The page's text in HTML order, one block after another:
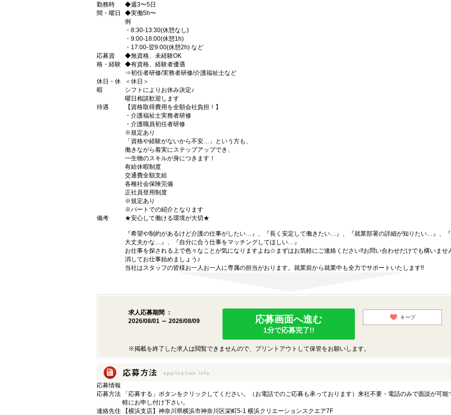
勤務時
間・曜日
◆週3〜5日
◆実働5h〜
例
・8:30-13:30(休憩なし)
・9:00-18:00(休憩1h)
・17:00-翌9:00(休憩2h) など
応募資
格・経験
◆無資格、未経験OK
◆有資格、経験者優遇
⇒初任者研修/実務者研修/介護福祉士など
休日・休
暇
＜休日＞
シフトによりお休み決定♪
曜日相談歓迎します
待遇
【資格取得費用を全額会社負担！】
・介護福祉士実務者研修
・介護職員初任者研修
※規定あり
「資格や経験がないから不安…」という方も、
働きながら着実にステップアップでき、
一生物のスキルが身につきます！
有給休暇制度
交通費全額支給
各種社会保険完備
正社員登用制度
※規定あり
※パートでの紹介となります
備考
★安心して働ける環境が大切★
『希望や制約があるけど介護の仕事がしたい…』、『長く安定して働きたい…』、『就業部署の詳細が知りたい…』、
大丈夫かな…』、『自分に合う仕事をマッチングしてほしい…』
お仕事を探される上で色々なことが気になりますよね☆まずはお気軽にご連絡ください!!お問い合わせだけでも構いませ
消してお仕事始めましょう♪
当社はスタッフの皆様お一人お一人に専属の担当がおります。就業前から就業中も全力でサポートいたします!!
求人応募期間 ：
2026/08/01 ～ 2026/08/09
応募画面へ進む
1分で応募完了!!
キープ
※掲載を終了した求人は閲覧できませんので、プリントアウトして保管をお願いします。
応募情報
応募方法
「応募する」ボタンをクリックしてください。（お電話でのご応募も承っております）来社不要・電話のみで面談が可能
軽にお申し付け下さい。
連絡先住
【横浜支店】神奈川県横浜市神奈川区栄町5-1 横浜クリエーションスクエア7F